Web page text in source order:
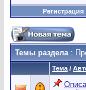
Регистрация
Темы раздела:
Тема /